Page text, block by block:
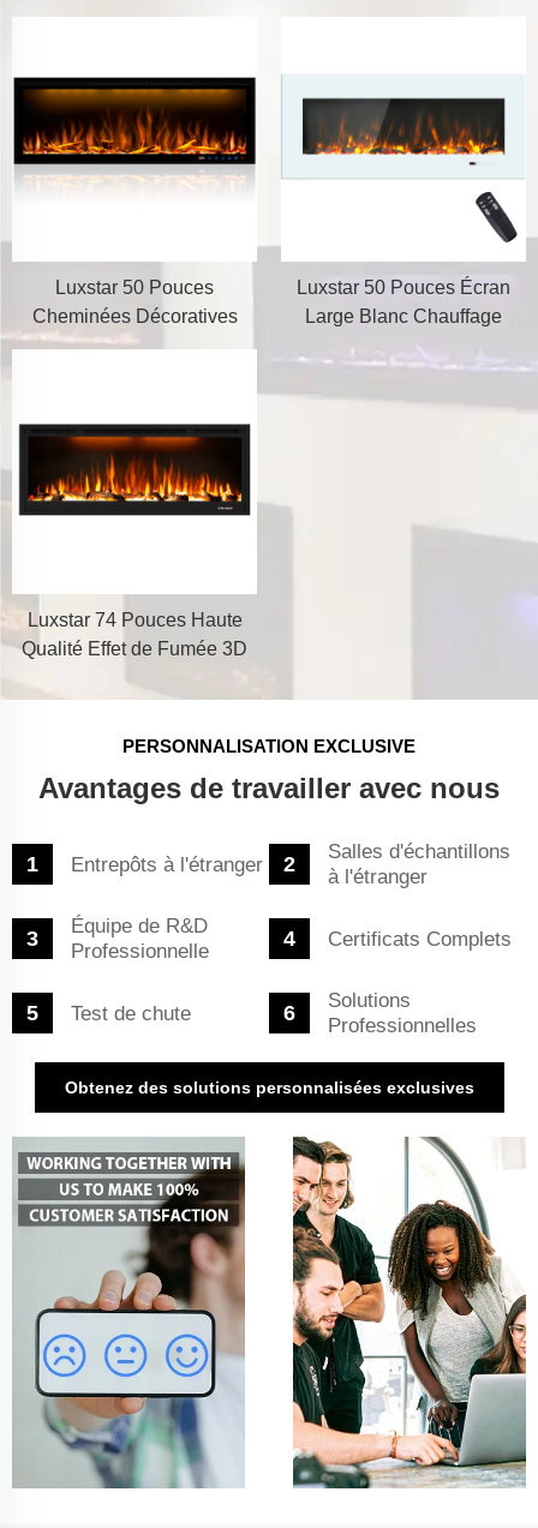
Luxstar 50 Pouces
Cheminées Décoratives
avec Télécommande LCD
Luxstar 50 Pouces Écran
Large Blanc Chauffage
Électrique Domestic avec
Technologie LED
Luxstar 74 Pouces Haute
Qualité Effet de Fumée 3D
PERSONNALISATION EXCLUSIVE
Avantages de travailler avec nous
Entrepôts à l'étranger
Salles d'échantillons
à l'étranger
Équipe de R&D
Professionnelle
Certificats Complets
Test de chute
Solutions
Professionnelles
Obtenez des solutions personnalisées exclusives